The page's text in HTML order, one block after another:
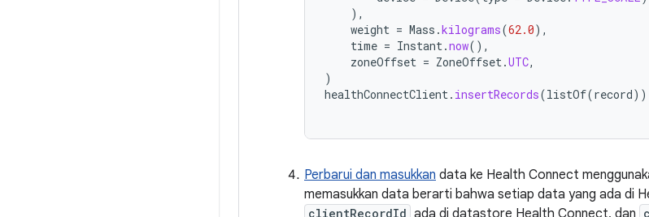
),
weight = Mass .kilograms(62.0),
time = Instant.now(),
zoneOffset = ZoneOffset.UTC,
)
healthConnectClient. insertRecords(listOf(record))
Perbarui dan masukkan data ke Health Connect
memasukkan data berarti bahwa setiap data yang ada di
clientRecordId ada di datastore Health Connect, dan